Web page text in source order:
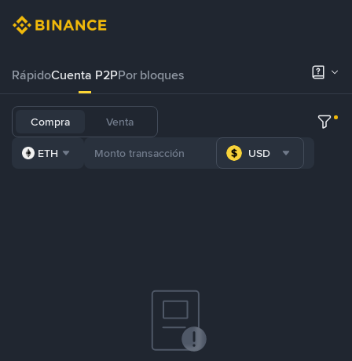
RápidoCuenta P2PPor bloques
Compra Venta
ETH USD